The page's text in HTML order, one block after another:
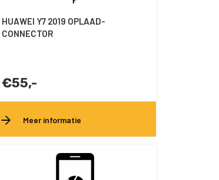
HUAWEI Y7 2019 OPLAAD-
CONNECTOR
€55,-
Meer informatie